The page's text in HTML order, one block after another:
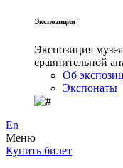
Экспозиция
Экспозиция
сравнительной
Об
Экспонаты
En
Меню
Купить билет